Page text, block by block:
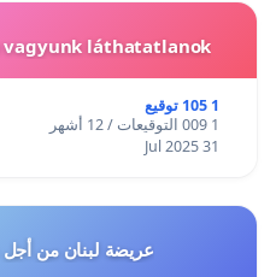
láthatatlanok!
1 105 توقيع
1 009 التوقيعات / 12 أشهر
31 Jul 2025
عريضة لبنان من